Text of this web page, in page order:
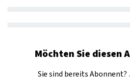
Möchten Sie diesen
Sie sind bereits Abonnent?